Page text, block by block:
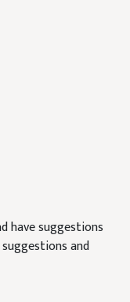
have suggestions
and